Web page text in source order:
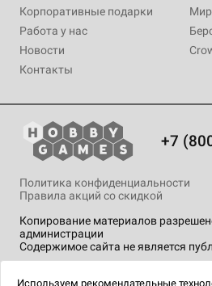
Корпоративные подарки
Работа у нас
Новости
Контакты
Мир
+7
Копирование материалов
администрации
Содержимое сайта не является
Политика конфиденциальности
Правила акций со скидкой
технологии.
Используем рекомендательные